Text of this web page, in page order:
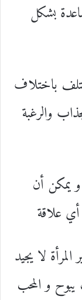
بشكل
باختلاف
والرغبة
يمكن أن
أي علاقة
لا يجيد
يبوح و المحب